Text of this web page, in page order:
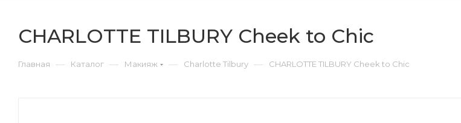
CHARLOTTE TILBURY Cheek to Chic
Главная — Каталог — Макияж — Charlotte Tilbury — CHARLOTTE TILBURY Cheek to Chic